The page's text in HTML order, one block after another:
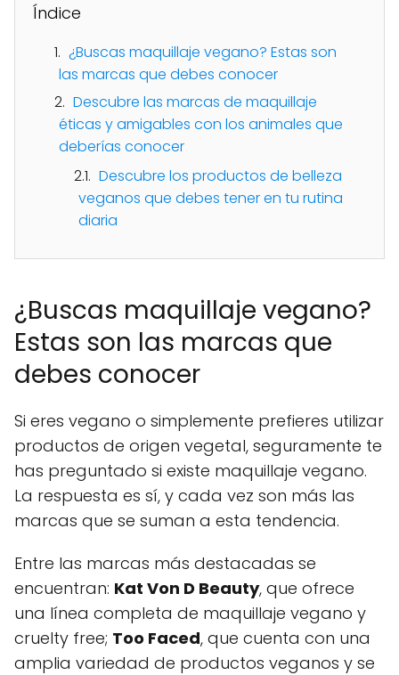
Índice
¿Buscas maquillaje vegano? Estas son
las marcas que debes conocer
Descubre las marcas de maquillaje
éticas y amigables con los animales que
deberías conocer
Descubre los productos de belleza
veganos que debes tener en tu rutina
diaria
¿Buscas maquillaje vegano?
Estas son las marcas que
debes conocer
Si eres vegano o simplemente prefieres utilizar
productos de origen vegetal, seguramente te
has preguntado si existe maquillaje vegano.
La respuesta es sí, y cada vez son más las
marcas que se suman a esta tendencia.
Entre las marcas más destacadas se
encuentran: Kat Von D Beauty, que ofrece
una línea completa de maquillaje vegano y
cruelty free; Too Faced, que cuenta con una
amplia variedad de productos veganos y se